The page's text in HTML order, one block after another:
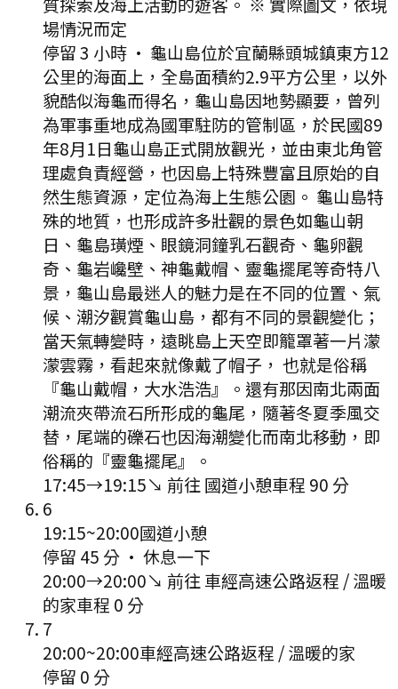
場情況而定
停留 3 小時 · 龜山島位於宜蘭縣頭城鎮東方12
公里的海面上，全島面積約2.9平方公里，以外
貌酷似海龜而得名，龜山島因地勢顯要，曾列
為軍事重地成為國軍駐防的管制區，於民國89
年8月1日龜山島正式開放觀光，並由東北角管
理處負責經營，也因島上特殊豐富且原始的自
然生態資源，定位為海上生態公園。 龜山島特
殊的地質，也形成許多壯觀的景色如龜山朝
日、龜島璜煙、眼鏡洞鐘乳石觀奇、龜卵觀
奇、龜岩巉壁、神龜戴帽、靈龜擺尾等奇特八
景，龜山島最迷人的魅力是在不同的位置、氣
候、潮汐觀賞龜山島，都有不同的景觀變化；
當天氣轉變時，遠眺島上天空即籠罩著一片濛
濛雲霧，看起來就像戴了帽子， 也就是俗稱
『龜山戴帽，大水浩浩』。還有那因南北兩面
潮流夾帶流石所形成的龜尾，隨著冬夏季風交
替，尾端的礫石也因海潮變化而南北移動，即
俗稱的『靈龜擺尾』。
17:45→19:15↘ 前往 國道小憩車程 90 分
6
19:15~20:00國道小憩
停留 45 分 · 休息一下
20:00→20:00↘ 前往 車經高速公路返程 / 溫暖
的家車程 0 分
7
20:00~20:00車經高速公路返程 / 溫暖的家
停留 0 分